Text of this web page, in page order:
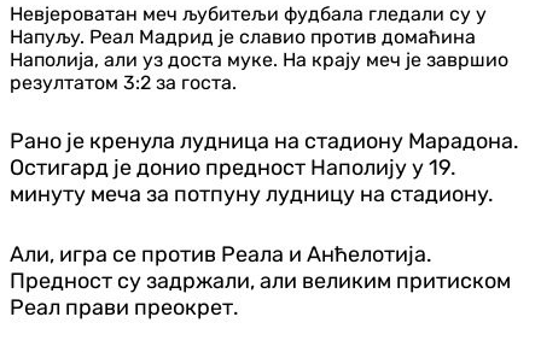
Невјероватан меч љубитељи фудбала гледали су у
Напуљу. Реал Мадрид је славио против домаћина
Наполија, али уз доста муке. На крају меч је завршио
резултатом 3:2 за госта.
Рано је кренула лудница на стадиону Марадона.
Остигард је донио предност Наполију у 19.
минуту меча за потпуну лудницу на стадиону.
Али, игра се против Реала и Анћелотија.
Предност су задржали, али великим притиском
Реал прави преокрет.